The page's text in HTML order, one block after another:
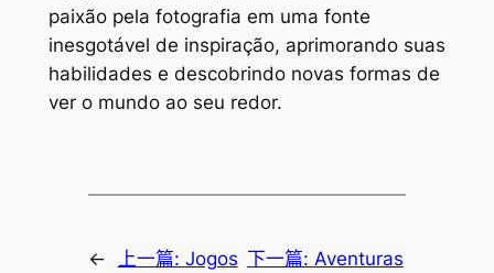
paixão pela fotografia em uma fonte
inesgotável de inspiração, aprimorando suas
habilidades e descobrindo novas formas de
ver o mundo ao seu redor.
← 上一篇: Jogos 下一篇: Aventuras